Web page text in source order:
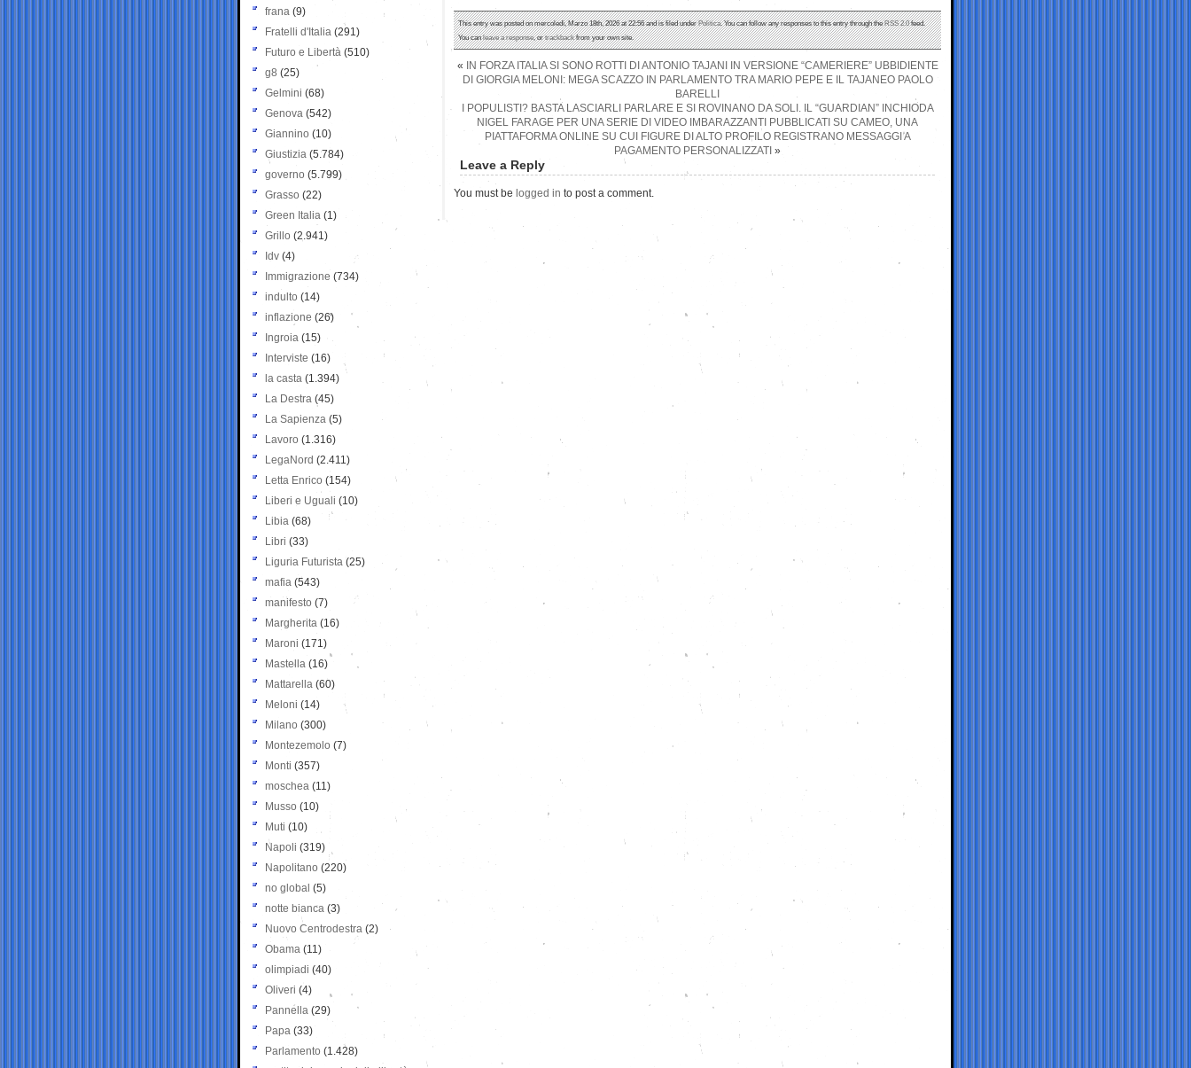
This entry was posted on mercoledì, Marzo 18th, 2026 at 22:56 and is filed underPolitica. You can follow any responses to this entry through theRSS 2.0feed.
You canleave a response, ortrackbackfrom your own site.
«
IN FORZA ITALIA SI SONO ROTTI DI ANTONIO TAJANI IN VERSIONE “CAMERIERE” UBBIDIENTE
DI GIORGIA MELONI: MEGA SCAZZO IN PARLAMENTO TRA MARIO PEPE E IL TAJANEO PAOLO
BARELLI
I POPULISTI? BASTA LASCIARLI PARLARE E SI ROVINANO DA SOLI. IL “GUARDIAN” INCHIODA
NIGEL FARAGE PER UNA SERIE DI VIDEO IMBARAZZANTI PUBBLICATI SU CAMEO, UNA
PIATTAFORMA ONLINE SU CUI FIGURE DI ALTO PROFILO REGISTRANO MESSAGGI A
PAGAMENTO PERSONALIZZATI »
Leave a Reply
You must be logged in to post a comment.
frana (9)
Fratelli d'Italia (291)
Futuro e Libertà (510)
g8 (25)
Gelmini (68)
Genova (542)
Giannino (10)
Giustizia (5.784)
governo (5.799)
Grasso (22)
Green Italia (1)
Grillo (2.941)
Idv (4)
Immigrazione (734)
indulto (14)
inflazione (26)
Ingroia (15)
Interviste (16)
la casta (1.394)
La Destra (45)
La Sapienza (5)
Lavoro (1.316)
LegaNord (2.411)
Letta Enrico (154)
Liberi e Uguali (10)
Libia (68)
Libri (33)
Liguria Futurista (25)
mafia (543)
manifesto (7)
Margherita (16)
Maroni (171)
Mastella (16)
Mattarella (60)
Meloni (14)
Milano (300)
Montezemolo (7)
Monti (357)
moschea (11)
Musso (10)
Muti (10)
Napoli (319)
Napolitano (220)
no global (5)
notte bianca (3)
Nuovo Centrodestra (2)
Obama (11)
olimpiadi (40)
Oliveri (4)
Pannella (29)
Papa (33)
Parlamento (1.428)